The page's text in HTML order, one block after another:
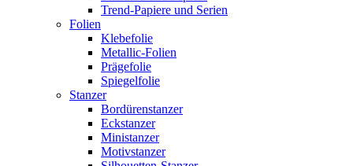
Trend-Papiere und Serien
Folien
Klebefolie
Metallic-Folien
Prägefolie
Spiegelfolie
Stanzer
Bordürenstanzer
Eckstanzer
Ministanzer
Motivstanzer